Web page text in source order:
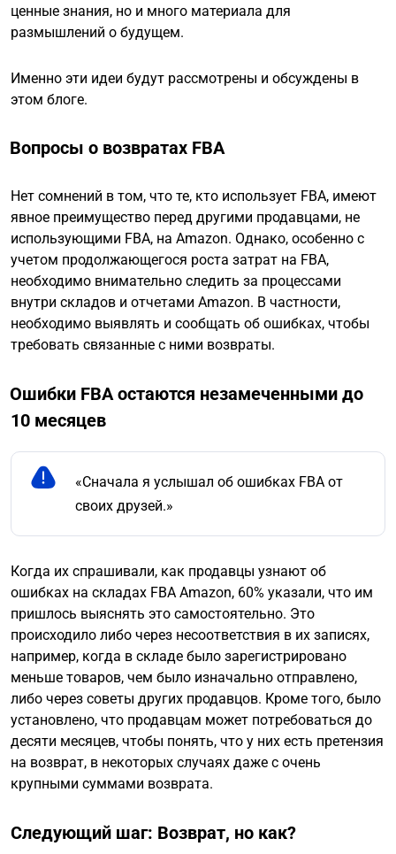
ценные знания, но и много материала для
размышлений о будущем.
Именно эти идеи будут рассмотрены и обсуждены в
этом блоге.
Вопросы о возвратах FBA
Нет сомнений в том, что те, кто использует FBA, имеют
явное преимущество перед другими продавцами, не
использующими FBA, на Amazon. Однако, особенно с
учетом продолжающегося роста затрат на FBA,
необходимо внимательно следить за процессами
внутри складов и отчетами Amazon. В частности,
необходимо выявлять и сообщать об ошибках, чтобы
требовать связанные с ними возвраты.
Ошибки FBA остаются незамеченными до
10 месяцев
«Сначала я услышал об ошибках FBA от
своих друзей.»
Когда их спрашивали, как продавцы узнают об
ошибках на складах FBA Amazon, 60% указали, что им
пришлось выяснять это самостоятельно. Это
происходило либо через несоответствия в их записях,
например, когда в складе было зарегистрировано
меньше товаров, чем было изначально отправлено,
либо через советы других продавцов. Кроме того, было
установлено, что продавцам может потребоваться до
десяти месяцев, чтобы понять, что у них есть претензия
на возврат, в некоторых случаях даже с очень
крупными суммами возврата.
Следующий шаг: Возврат, но как?